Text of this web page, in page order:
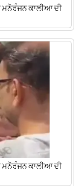
ਮਨੋਰੰਜਨ ਕਾਲੀਆ ਦੀ
ਮਨੋਰੰਜਨ ਕਾਲੀਆ ਦੀ